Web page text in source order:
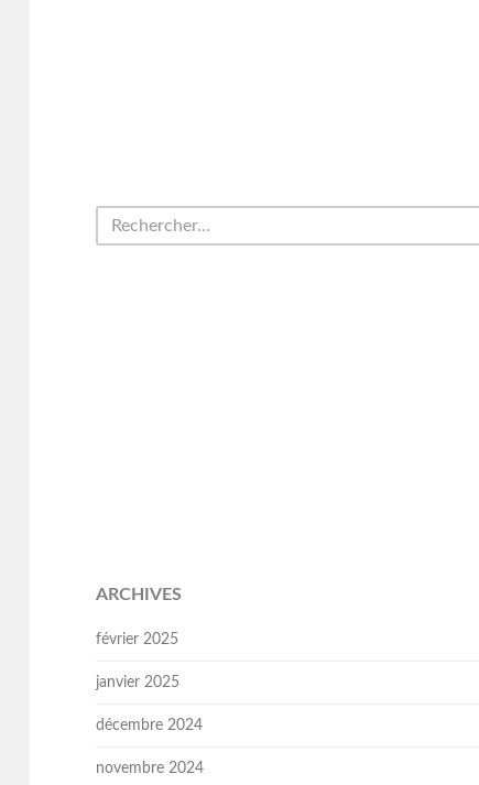
ARCHIVES
février 2025
janvier 2025
décembre 2024
novembre 2024